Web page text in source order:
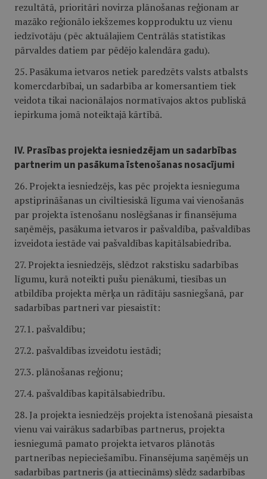
rezultātā, prioritāri novirza plānošanas reģionam ar
mazāko reģionālo iekšzemes kopproduktu uz vienu
iedzīvotāju (pēc aktuālajiem Centrālās statistikas
pārvaldes datiem par pēdējo kalendāra gadu).
25. Pasākuma ietvaros netiek paredzēts valsts atbalsts
komercdarbībai, un sadarbība ar komersantiem tiek
veidota tikai nacionālajos normatīvajos aktos publiskā
iepirkuma jomā noteiktajā kārtībā.
IV. Prasības projekta iesniedzējam un sadarbības
partnerim un pasākuma īstenošanas nosacījumi
26. Projekta iesniedzējs, kas pēc projekta iesnieguma
apstiprināšanas un civiltiesiskā līguma vai vienošanās
par projekta īstenošanu noslēgšanas ir finansējuma
saņēmējs, pasākuma ietvaros ir pašvaldība, pašvaldības
izveidota iestāde vai pašvaldības kapitālsabiedrība.
27. Projekta iesniedzējs, slēdzot rakstisku sadarbības
līgumu, kurā noteikti pušu pienākumi, tiesības un
atbildība projekta mērķa un rādītāju sasniegšanā, par
sadarbības partneri var piesaistīt:
27.1. pašvaldību;
27.2. pašvaldības izveidotu iestādi;
27.3. plānošanas reģionu;
27.4. pašvaldības kapitālsabiedrību.
28. Ja projekta iesniedzējs projekta īstenošanā piesaista
vienu vai vairākus sadarbības partnerus, projekta
iesniegumā pamato projekta ietvaros plānotās
partnerības nepieciešamību. Finansējuma saņēmējs un
sadarbības partneris (ja attiecināms) slēdz sadarbības